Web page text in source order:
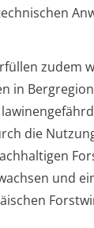
zudem
in
die
und